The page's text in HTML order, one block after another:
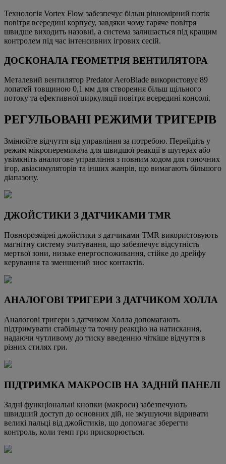
Технологія Vortex Flow забезпечує більш рівномірний потік
повітря всередині корпусу, завдяки чому гаряче повітря
швидше виходить назовні, а система залишається під кращим
контролем під час інтенсивних ігрових сесій.
ДОСКОНАЛА ГЕОМЕТРІЯ ВЕНТИЛЯТОРА
Металевий вентилятор Predator AeroBlade використовує 89
лопатей товщиною 0,1 мм для створення більш щільного
потоку та ефективної циркуляції повітря всередині консолі.
РЕГУЛЬОВАНІ РЕЖИМИ ТРИГЕРІВ
Змінюйте відчуття від управління за потребою. Перейдіть у
режим мікроперемикача для швидшої реакції в шутерах або
увімкніть аналогове управління з повним ходом для гоночних
ігор, авіасимуляторів та інших жанрів, що вимагають більшого
діапазону.
ДЖОЙСТИКИ З ДАТЧИКАМИ TMR
Повнорозмірні джойстики з датчиками TMR використовують
магнітну систему зчитування, що забезпечує відсутність
мертвої зони, низьке енергоспоживання, стійке до дрейфу
керування та зменшений знос контактів.
АНАЛОГОВІ ТРИГЕРИ З ДАТЧИКОМ ХОЛЛА
Аналогові тригери з датчиком Холла допомагають
підтримувати стабільну та точну реакцію на натискання,
надаючи чутливому до тиску введенню чіткіше відчуття в
різних стилях гри.
ПІДТРИМКА МАКРОСІВ НА ЗАДНІЙ ПАНЕЛІ
Задні функціональні кнопки (макроси) забезпечують
швидший доступ до основних дій, не змушуючи відривати
великі пальці від джойстиків, що допомагає зберегти
контроль, коли темп гри прискорюється.